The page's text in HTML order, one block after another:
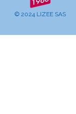
© 2024 LIZEE SAS